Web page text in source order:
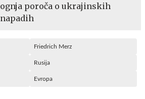
ognja poroča o ukrajinskih
napadih
Friedrich Merz
Rusija
Evropa